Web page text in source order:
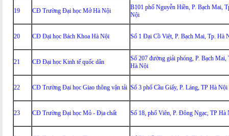
19 CĐ Trường Đại học Mở Hà Nội
B101 phố Nguyễn Hiền, P. Bạch Mai,
Nội
20 CĐ Đại học Bách Khoa Hà Nội Số 1 Đại Cồ Việt, P. Bạch Mai, Tp. Hà
21 CĐ Đại học Kinh tế quốc dân
Số 207 đường giải phóng, P. Bạch Mai,
Hà Nội
22 CĐ Trường Đại học Giao thông vận tải Số 3 phố Cầu Giấy, P. Láng, TP Hà Nội
23 CĐ Trường Đại học Mỏ - Địa chất Số 18, phố Viên, P. Đông Ngạc, TP Hà